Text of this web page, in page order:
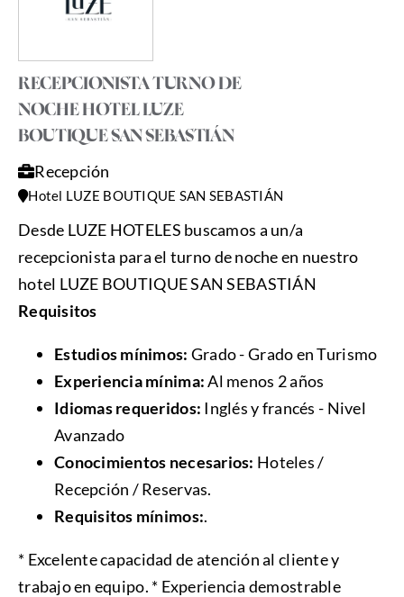
RECEPCIONISTA TURNO DE
NOCHE HOTEL LUZE
BOUTIQUE SAN SEBASTIÁN
Recepción
Hotel LUZE BOUTIQUE SAN SEBASTIÁN
Desde LUZE HOTELES buscamos a un/a
recepcionista para el turno de noche en nuestro
hotel LUZE BOUTIQUE SAN SEBASTIÁN
Requisitos
Estudios mínimos: Grado - Grado en Turismo
Experiencia mínima:Al menos 2 años
Idiomas requeridos: Inglés y francés - Nivel
Avanzado
Conocimientos necesarios: Hoteles /
Recepción / Reservas.
Requisitos mínimos:.
* Excelente capacidad de atención al cliente y
trabajo en equipo. * Experiencia demostrable